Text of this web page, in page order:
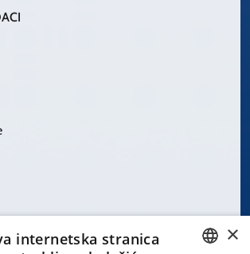
Split
×
internetska stranica